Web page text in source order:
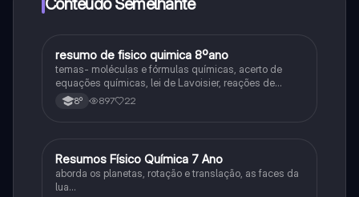
Fisica e Quimica
resumo de fisico quimica 8ºano
temas- moléculas e fórmulas químicas, acerto de
equações químicas, lei de Lavoisier, reações de
combustão, ácidos e bases,
8º 897 22
Física
Resumos Físico Química 7 Ano
aborda os planetas, rotação e translação, as faces da
lua…